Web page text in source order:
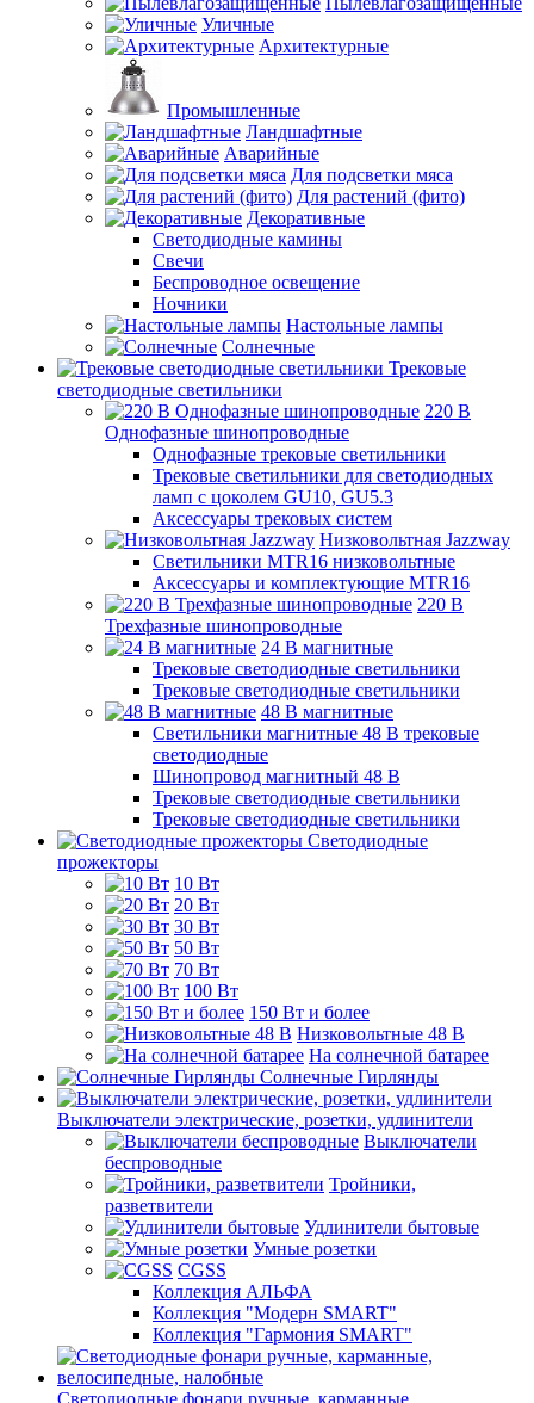
Уличные
Архитектурные
Промышленные
Ландшафтные
Аварийные
Для подсветки мяса
Для растений (фито)
Декоративные
Светодиодные камины
Свечи
Беспроводное освещение
Ночники
Настольные лампы
Солнечные
Трековые
светодиодные светильники
220 B
Однофазные шинопроводные
Однофазные трековые светильники
Трековые светильники для светодиодных
ламп с цоколем GU10, GU5.3
Аксессуары трековых систем
Низковольтная Jazzway
Светильники MTR16 низковольтные
Аксессуары и комплектующие MTR16
220 B
Трехфазные шинопроводные
24 B магнитные
Трековые светодиодные светильники
Трековые светодиодные светильники
48 B магнитные
Светильники магнитные 48 В трековые
светодиодные
Шинопровод магнитный 48 В
Трековые светодиодные светильники
Трековые светодиодные светильники
Светодиодные
прожекторы
10 Вт
20 Вт
30 Вт
50 Вт
70 Вт
100 Вт
150 Вт и более
Низковольтные 48 В
На солнечной батарее
Солнечные Гирлянды
Выключатели электрические, розетки, удлинители
Выключатели
беспроводные
Тройники,
разветвители
Удлинители бытовые
Умные розетки
CGSS
Коллекция АЛЬФА
Коллекция "Модерн SMART"
Коллекция "Гармония SMART"
Светодиодные фонари ручные, карманные,